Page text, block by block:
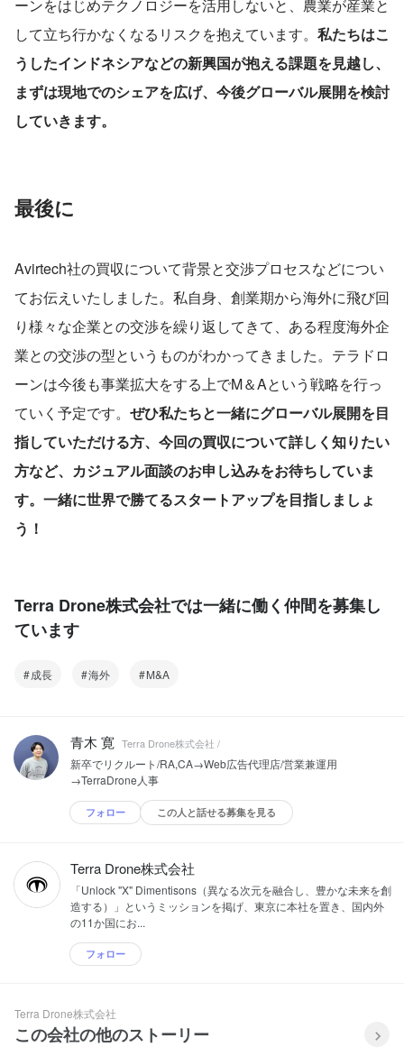
ーンをはじめテクノロジーを活用しないと、農業が産業と
して立ち行かなくなるリスクを抱えています。 私たちはこ
うしたインドネシアなどの新興国が抱える課題を見越し、
まずは現地でのシェアを広げ、今後グローバル展開を検討
していきます。
最後に
Avirtech社の買収について背景と交渉プロセスなどについ
てお伝えいたしました。私自身、創業期から海外に飛び回
り様々な企業との交渉を繰り返してきて、ある程度海外企
業との交渉の型というものがわかってきました。テラドロ
ーンは今後も事業拡大をする上でM＆Aという戦略を行っ
ていく予定です。 ぜひ私たちと一緒にグローバル展開を目
指していただける方、今回の買収について詳しく知りたい
方など、カジュアル面談のお申し込みをお待ちしていま
す。一緒に世界で勝てるスタートアップを目指しましょ
う！
Terra Drone株式会社では一緒に働く仲間を募集し
ています
成長 海外 M&A
青木 寛 Terra Drone株式会社 /
新卒でリクルート/RA,CA→Web広告代理店/営業兼運用
→TerraDrone人事
フォロー この人と話せる募集を見る
Terra Drone株式会社
「Unlock "X" Dimentisons（異なる次元を融合し、豊かな未来を創
造する）」というミッションを掲げ、東京に本社を置き、国内外
の11か国にお...
フォロー
Terra Drone株式会社
この会社の他のストーリー